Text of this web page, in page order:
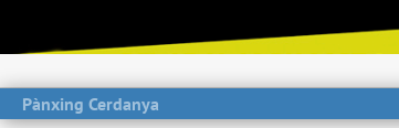
Pànxing Cerdanya